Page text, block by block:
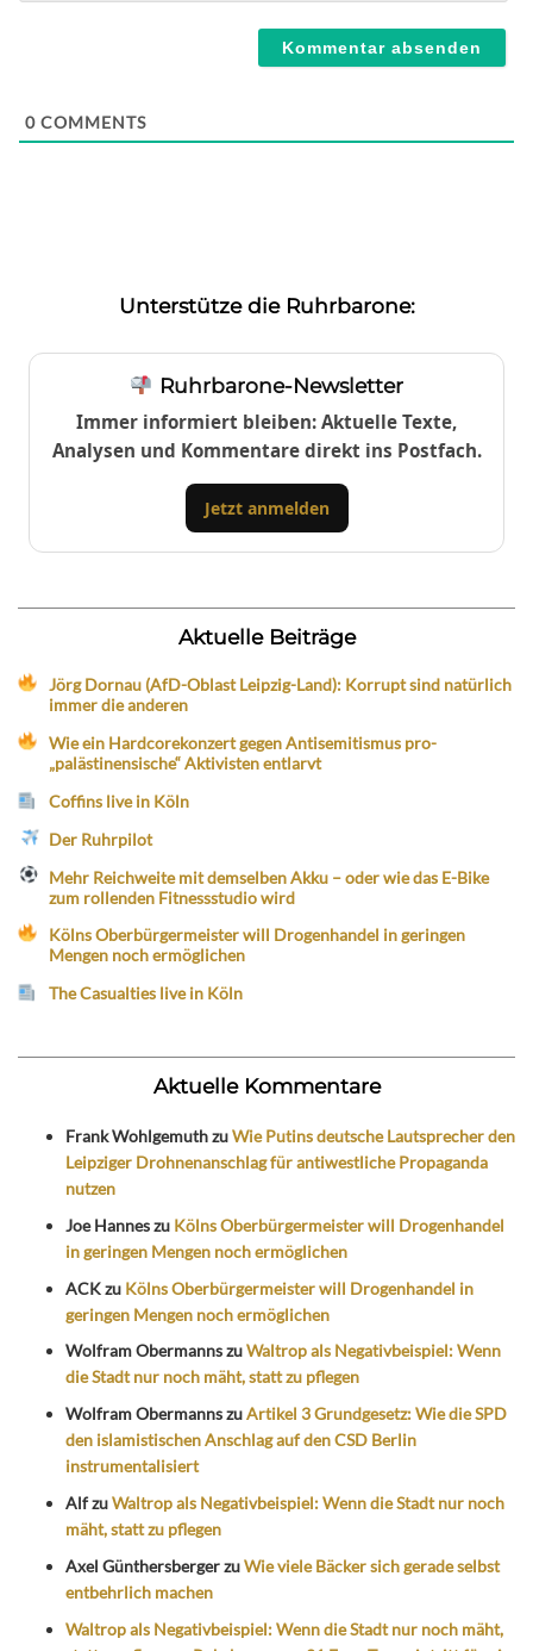
0 COMMENTS
Unterstütze die Ruhrbarone:
Ruhrbarone-Newsletter
Immer informiert bleiben: Aktuelle Texte,
Analysen und Kommentare direkt ins Postfach.
Jetzt anmelden
Aktuelle Beiträge
Jörg Dornau (AfD-Oblast Leipzig-Land): Korrupt sind natürlich
immer die anderen
Wie ein Hardcorekonzert gegen Antisemitismus pro-
„palästinensische“ Aktivisten entlarvt
Coffins live in Köln
Der Ruhrpilot
Mehr Reichweite mit demselben Akku – oder wie das E-Bike
zum rollenden Fitnessstudio wird
Kölns Oberbürgermeister will Drogenhandel in geringen
Mengen noch ermöglichen
The Casualties live in Köln
Aktuelle Kommentare
Frank WohlgemuthzuWie Putins deutsche Lautsprecher den
Leipziger Drohnenanschlag für antiwestliche Propaganda
nutzen
Joe Hanneszu Kölns Oberbürgermeister will Drogenhandel
in geringen Mengen noch ermöglichen
ACKzu Kölns Oberbürgermeister will Drogenhandel in
geringen Mengen noch ermöglichen
Wolfram ObermannszuWaltrop als Negativbeispiel: Wenn
die Stadt nur noch mäht, statt zu pflegen
Wolfram ObermannszuArtikel 3 Grundgesetz: Wie die SPD
den islamistischen Anschlag auf den CSD Berlin
instrumentalisiert
AlfzuWaltrop als Negativbeispiel: Wenn die Stadt nur noch
mäht, statt zu pflegen
Axel GünthersbergerzuWie viele Bäcker sich gerade selbst
entbehrlich machen
Waltrop als Negativbeispiel: Wenn die Stadt nur noch mäht,